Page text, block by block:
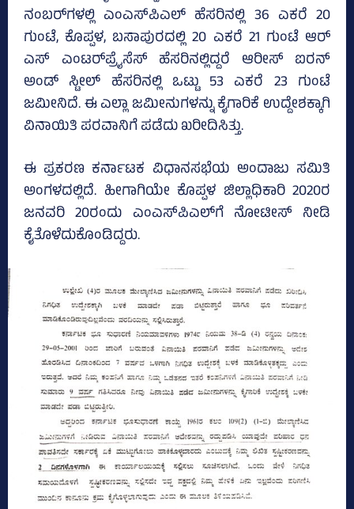
ನಂಬರ್‌ಗಳಲ್ಲಿ ಎಂಎಸ್‌ಪಿಎಲ್‌ ಹೆಸರಿನಲ್ಲಿ 36 ಎಕರೆ 20
ಗುಂಟೆ, ಕೊಪ್ಪಳ, ಬಸಾಪುರದಲ್ಲಿ 20 ಎಕರೆ 21 ಗುಂಟೆ ಆರ್‌
ಎಸ್‌ ಎಂಟರ್‌ಪ್ರೈಸೆಸ್‌ ಹೆಸರಿನಲ್ಲಿದ್ದರೆ ಆರೀಸ್‌ ಐರನ್‌
ಅಂಡ್‌ ಸ್ಟೀಲ್‌ ಹೆಸರಿನಲ್ಲಿ ಒಟ್ಟು 53 ಎಕರೆ 23 ಗುಂಟೆ
ಜಮೀನಿದೆ. ಈ ಎಲ್ಲಾ ಜಮೀನುಗಳನ್ನು ಕೈಗಾರಿಕೆ ಉದ್ದೇಶಕ್ಕಾಗಿ
ವಿನಾಯಿತಿ ಪರವಾನಿಗೆ ಪಡೆದು ಖರೀದಿಸಿತ್ತು.
ಈ ಪ್ರಕರಣ ಕರ್ನಾಟಕ ವಿಧಾನಸಭೆಯ ಅಂದಾಜು ಸಮಿತಿ
ಅಂಗಳದಲ್ಲಿದೆ. ಹೀಗಾಗಿಯೇ ಕೊಪ್ಪಳ ಜಿಲ್ಲಾಧಿಕಾರಿ 2020ರ
ಜನವರಿ 20ರಂದು ಎಂಎಸ್‌ಪಿಎಲ್‌ಗೆ ನೋಟೀಸ್‌ ನೀಡಿ
ಕೈತೊಳೆದುಕೊಂಡಿದ್ದರು.